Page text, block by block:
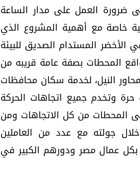
ضرورة العمل على مدار الساعة
خاصة مع أهمية المشروع الذي
الأخضر المستدام الصديق للبيئة
المحطات بصفة عامة قريبه من
النيل، لخدمة سكان محافظات
وتخدم جميع اتجاهات الحركة
المحطات من كل الاتجاهات ومن
جولته مع عدد من العاملين
بكل عمال مصر ودورهم الكبير في